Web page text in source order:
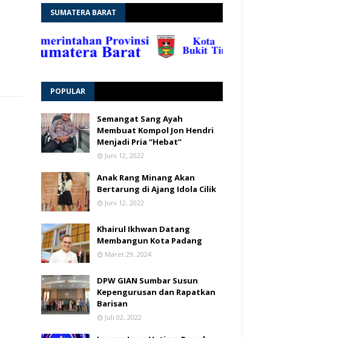
SUMATERA BARAT
POPULAR
Semangat Sang Ayah
Membuat Kompol Jon Hendri
Menjadi Pria “Hebat”
Juni 12, 2022
Anak Rang Minang Akan
Bertarung di Ajang Idola Cilik
Juni 12, 2022
Khairul Ikhwan Datang
Membangun Kota Padang
Maret 29, 2024
DPW GIAN Sumbar Susun
Kepengurusan dan Rapatkan
Barisan
Juli 02, 2022